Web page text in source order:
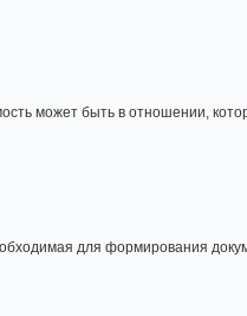
может быть в отношении,
для формирования